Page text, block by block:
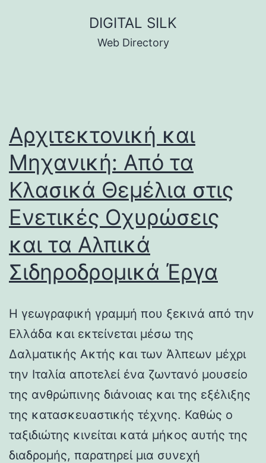
DIGITAL SILK
Web Directory
Αρχιτεκτονική και
Μηχανική: Από τα
Κλασικά Θεμέλια στις
Ενετικές Οχυρώσεις
και τα Αλπικά
Σιδηροδρομικά Έργα
Η γεωγραφική γραμμή που ξεκινά από την
Ελλάδα και εκτείνεται μέσω της
Δαλματικής Ακτής και των Άλπεων μέχρι
την Ιταλία αποτελεί ένα ζωντανό μουσείο
της ανθρώπινης διάνοιας και της εξέλιξης
της κατασκευαστικής τέχνης. Καθώς ο
ταξιδιώτης κινείται κατά μήκος αυτής της
διαδρομής, παρατηρεί μια συνεχή